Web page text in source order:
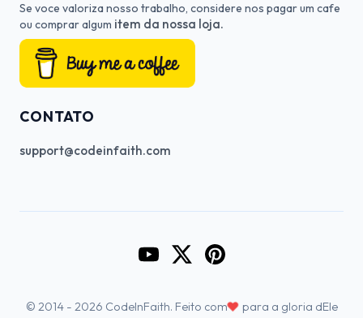
Se voce valoriza nosso trabalho, considere nos pagar um cafe
ou comprar algum item da nossa loja.
CONTATO
support@codeinfaith.com
Go to CodeInFaith's YouTube
Go to CodeInFaith's Twitter
Go to CodeInFaith's
© 2014 - 2026 CodeInFaith. Feito com♥ para a gloria dEle